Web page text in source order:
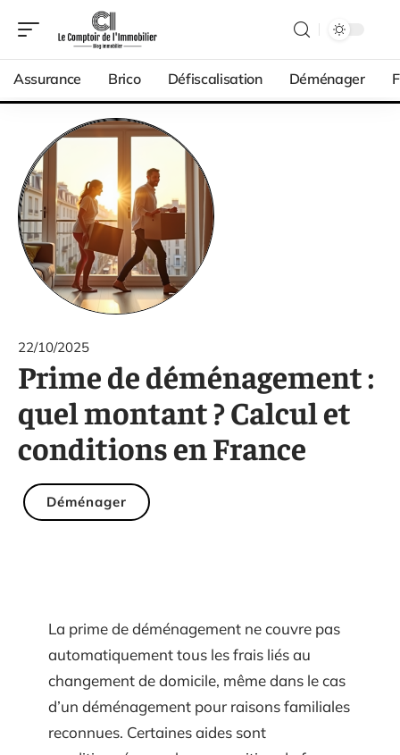
Assurance Brico Défiscalisation Déménager
22/10/2025
Prime de déménagement :
quel montant ? Calcul et
conditions en France
Déménager
La prime de déménagement ne couvre pas
automatiquement tous les frais liés au
changement de domicile, même dans le cas
d’un déménagement pour raisons familiales
reconnues. Certaines aides sont